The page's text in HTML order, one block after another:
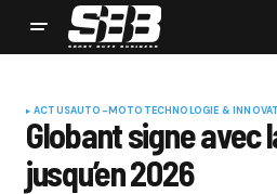
ACTUSAUTO-MOTO TECHNOLOGIE &
Globant signe avec
jusqu’en 2026